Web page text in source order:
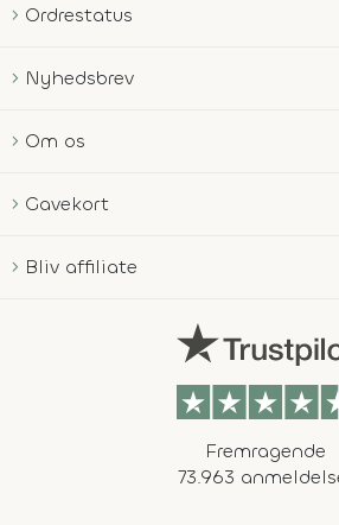
Ordrestatus
Nyhedsbrev
Om os
Gavekort
Bliv affiliate
Fremragende
73.963